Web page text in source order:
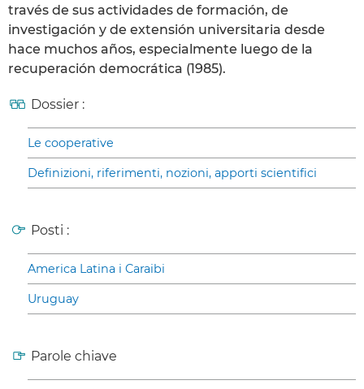
través de sus actividades de formación, de
investigación y de extensión universitaria desde
hace muchos años, especialmente luego de la
recuperación democrática (1985).
Dossier :
Le cooperative
Definizioni, riferimenti, nozioni, apporti scientifici
Posti :
America Latina i Caraibi
Uruguay
Parole chiave